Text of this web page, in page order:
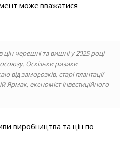
може вважатися
черешні та вишні у 2025 році –
Оскільки ризики
заморозків, старі плантації
Ярмак, економіст інвестиційного
виробництва та цін по